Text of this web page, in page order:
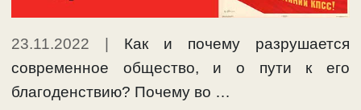
23.11.2022
Как и почему разрушается
современное общество, и о пути к его
благоденствию? Почему во …